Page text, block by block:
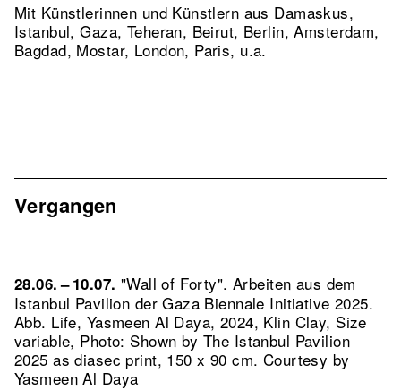
Mit Künstlerinnen und Künstlern aus Damaskus,
Istanbul, Gaza, Teheran, Beirut, Berlin, Amsterdam,
Bagdad, Mostar, London, Paris, u.a.
Vergangen
28.06. – 10.07. "Wall of Forty". Arbeiten aus dem
Istanbul Pavilion der Gaza Biennale Initiative 2025.
Abb. Life, Yasmeen Al Daya, 2024, Klin Clay, Size
variable, Photo: Shown by The Istanbul Pavilion
2025 as diasec print, 150 x 90 cm. Courtesy by
Yasmeen Al Daya